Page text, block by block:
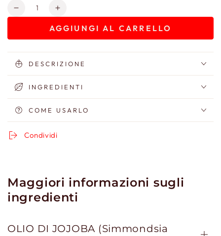
Quantità
Diminuisci
Liner
-
Matita
Occhi
Aumenta
per
Liner
-
Matita
Occhi
AGGIUNGI AL CARRELLO
DESCRIZIONE
INGREDIENTI
COME USARLO
Condividi
Maggiori informazioni sugli
ingredienti
OLIO DI JOJOBA (Simmondsia